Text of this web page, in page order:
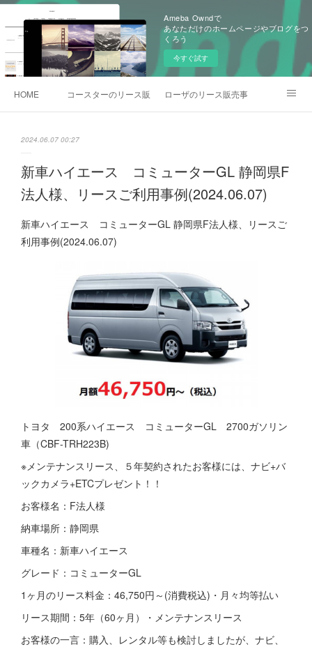
Ameba Owndで
あなただけのホームページやブログをつ
くろう
今すぐ試す
HOME コースターのリース販売事例ローザのリース販売事例
2024.06.07 00:27
新車ハイエース コミューターGL 静岡県F
法人様、リースご利用事例(2024.06.07)
新車ハイエース コミューターGL 静岡県F法人様、リースご
利用事例(2024.06.07)
トヨタ 200系ハイエース コミューターGL 2700ガソリン
車（CBF-TRH223B)
※メンテナンスリース、５年契約されたお客様には、ナビ+バ
ックカメラ+ETCプレゼント！！
お客様名：F法人様
納車場所：静岡県
車種名：新車ハイエース
グレード：コミューターGL
1ヶ月のリース料金：46,750円～(消費税込)・月々均等払い
リース期間：5年（60ヶ月）・メンテナンスリース
お客様の一言：購入、レンタル等も検討しましたが、ナビ、